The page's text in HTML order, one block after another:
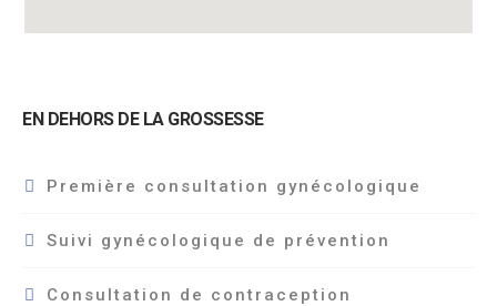
EN DEHORS DE LA GROSSESSE
Première consultation gynécologique
Suivi gynécologique de prévention
Consultation de contraception